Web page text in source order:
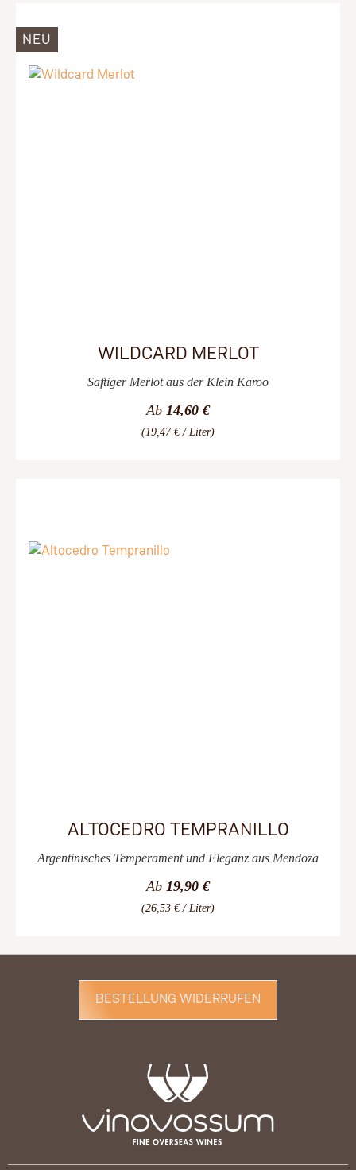
NEU
WILDCARD MERLOT
Saftiger Merlot aus der Klein Karoo
Ab 14,60 €
(19,47 € / Liter)
ALTOCEDRO TEMPRANILLO
Argentinisches Temperament und Eleganz aus Mendoza
Ab 19,90 €
(26,53 € / Liter)
BESTELLUNG WIDERRUFEN